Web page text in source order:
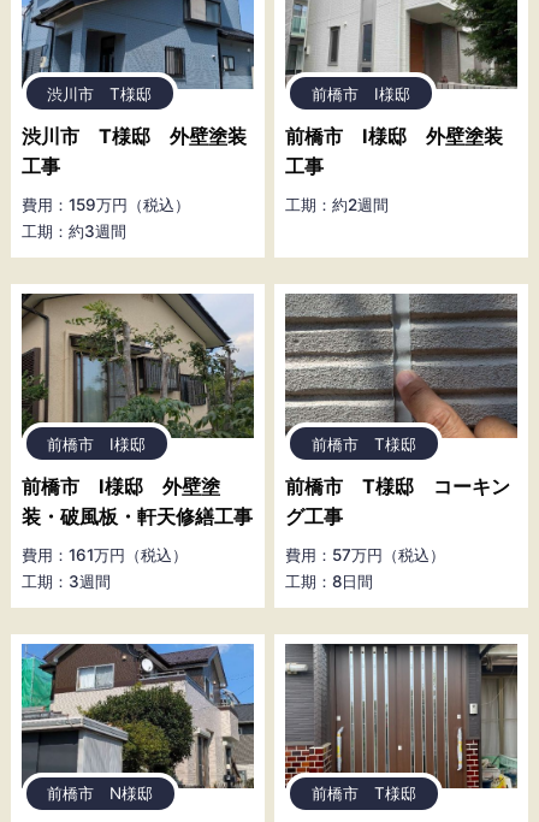
渋川市 T様邸
渋川市 T様邸 外壁塗装
工事
費用：159万円（税込）
工期：約3週間
前橋市 I様邸
前橋市 I様邸 外壁塗装
工事
工期：約2週間
前橋市 I様邸
前橋市 I様邸 外壁塗
装・破風板・軒天修繕工事
費用：161万円（税込）
工期：3週間
前橋市 T様邸
前橋市 T様邸 コーキン
グ工事
費用：57万円（税込）
工期：8日間
前橋市 N様邸 前橋市 T様邸